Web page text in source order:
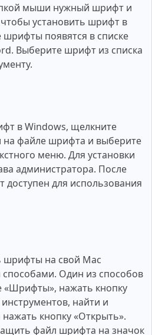
мыши нужный шрифт и
установить шрифт в
появятся в списке
Выберите шрифт из списка
в Windows, щелкните
файле шрифта и выберите
меню. Для установки
администратора. После
доступен для использования
шрифты на свой Mac
Один из способов
«Шрифты», нажать кнопку
найти и
кнопку «Открыть».
файл шрифта на значок